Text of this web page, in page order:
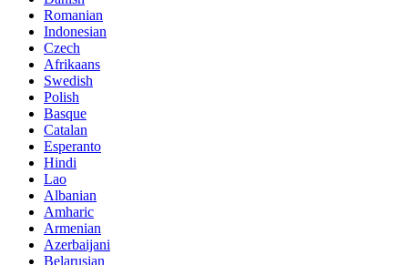
Romanian
Indonesian
Czech
Afrikaans
Swedish
Polish
Basque
Catalan
Esperanto
Hindi
Lao
Albanian
Amharic
Armenian
Azerbaijani
Belarusian